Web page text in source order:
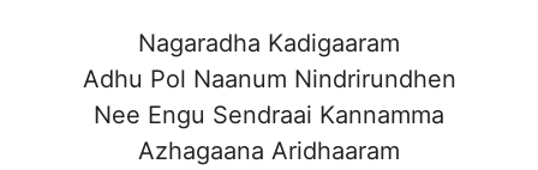
Nagaradha Kadigaaram
Adhu Pol Naanum Nindrirundhen
Nee Engu Sendraai Kannamma
Azhagaana Aridhaaram